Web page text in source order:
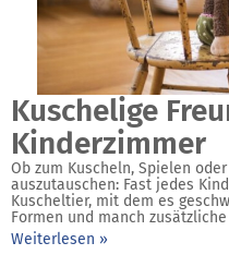
Kuschelige
Kinderzimmer
Ob zum Kuscheln, Spielen
auszutauschen: Fast jedes
Kuscheltier, mit dem es
Formen und manch zusätzliche
Weiterlesen »